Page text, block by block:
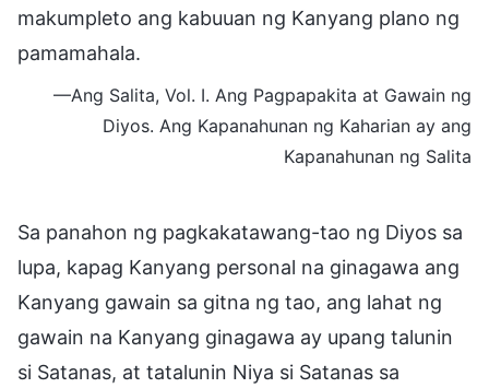
makumpleto ang kabuuan ng Kanyang plano ng
pamamahala.
—Ang Salita, Vol. I. Ang Pagpapakita at Gawain ng
Diyos. Ang Kapanahunan ng Kaharian ay ang
Kapanahunan ng Salita
Sa panahon ng pagkakatawang-tao ng Diyos sa
lupa, kapag Kanyang personal na ginagawa ang
Kanyang gawain sa gitna ng tao, ang lahat ng
gawain na Kanyang ginagawa ay upang talunin
si Satanas, at tatalunin Niya si Satanas sa